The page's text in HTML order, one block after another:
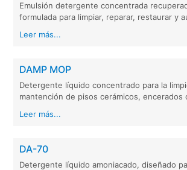
Emulsión detergente concentrada
formulada para limpiar, reparar, restaurar y
Leer más...
DAMP MOP
Detergente líquido concentrado para la
mantención de pisos cerámicos, encerados
Leer más...
DA-70
Detergente líquido amoniacado, diseñado